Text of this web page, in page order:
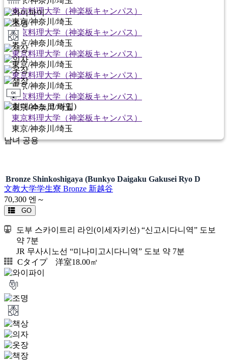
東京料理大学（神楽板キャンパス）
東京/神奈川/埼玉
東京料理大学（神楽板キャンパス）
東京/神奈川/埼玉
東京料理大学（神楽板キャンパス）
東京/神奈川/埼玉
東京料理大学（神楽板キャンパス）
東京/神奈川/埼玉
東京料理大学（神楽板キャンパス）
東京/神奈川/埼玉
東京料理大学（神楽板キャンパス）
東京/神奈川/埼玉
남녀 공용
Bronze Shinkoshigaya (Bunkyo Daigaku Gakusei Ryo D
文教大学学生寮 Bronze 新越谷
70,300 엔～
GO
도부 스카이트리 라인(이세자키선) “신고시다니역” 도보
약 7분
JR 무사시노선 “미나미고시다니역” 도보 약 7분
Cタイプ 洋室18.00㎡